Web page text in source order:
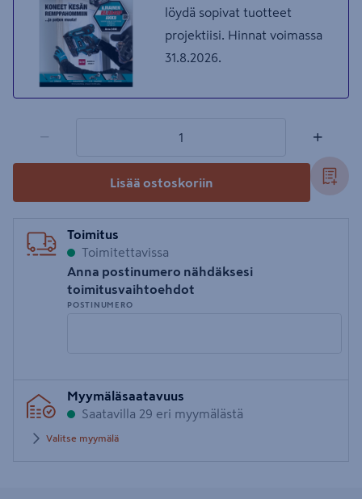
löydä sopivat tuotteet
projektiisi. Hinnat voimassa
31.8.2026.
− +
Lisää ostoskoriin
Toimitus
Toimitettavissa
Anna postinumero nähdäksesi
toimitusvaihtoehdot
POSTINUMERO
postinumero
Myymäläsaatavuus
Saatavilla 29 eri myymälästä
Valitse myymälä